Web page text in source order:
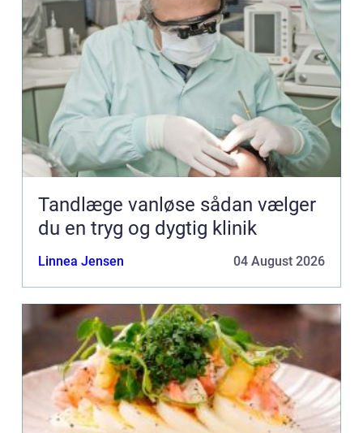
Tandlæge vanløse sådan vælger
du en tryg og dygtig klinik
Linnea Jensen 04 August 2026